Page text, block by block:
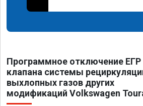
Программное отключение ЕГР
клапана системы
выхлопных газов других
модификаций Volkswagen